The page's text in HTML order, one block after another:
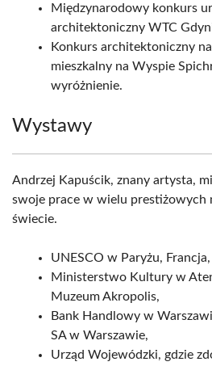
Międzynarodowy konkurs
architektoniczny WTC
Konkurs architektoniczny na
mieszkalny na Wyspie
wyróżnienie.
Wystawy
Andrzej Kapuścik, znany artysta,
swoje prace w wielu prestiżowych
świecie.
UNESCO w Paryżu,
Ministerstwo Kultury w
Muzeum Akropolis,
Bank Handlowy w
SA w Warszawie,
Urząd Wojewódzki, gdzie